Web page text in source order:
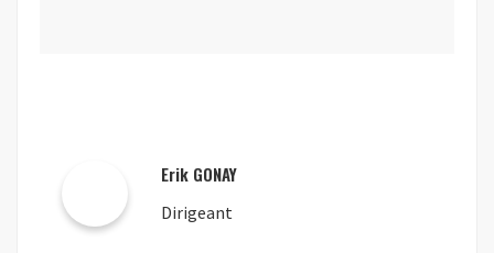
Erik GONAY
Dirigeant